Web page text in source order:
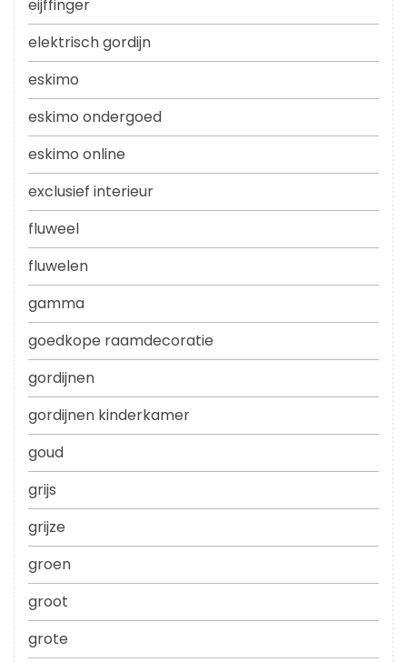
eijffinger
elektrisch gordijn
eskimo
eskimo ondergoed
eskimo online
exclusief interieur
fluweel
fluwelen
gamma
goedkope raamdecoratie
gordijnen
gordijnen kinderkamer
goud
grijs
grijze
groen
groot
grote